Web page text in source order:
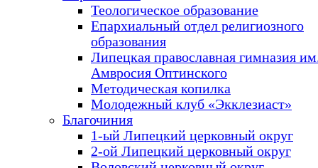
Теологическое образование
Епархиальный отдел религиозного
образования
Липецкая православная гимназия
Амвросия Оптинского
Методическая копилка
Молодежный клуб «Экклезиаст»
Благочиния
1-ый Липецкий церковный округ
2-ой Липецкий церковный округ